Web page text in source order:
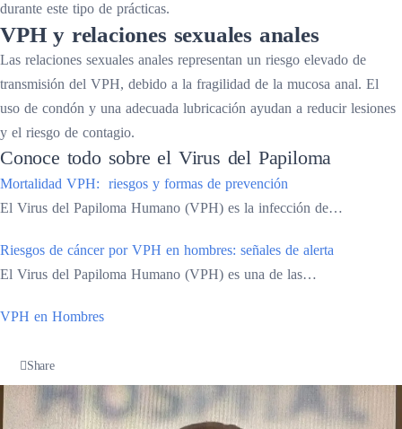
durante este tipo de prácticas.
VPH y relaciones sexuales anales
Las relaciones sexuales anales representan un riesgo elevado de
transmisión del VPH, debido a la fragilidad de la mucosa anal. El
uso de condón y una adecuada lubricación ayudan a reducir lesiones
y el riesgo de contagio.
Conoce todo sobre el Virus del Papiloma
Mortalidad VPH: riesgos y formas de prevención
El Virus del Papiloma Humano (VPH) es la infección de…
Riesgos de cáncer por VPH en hombres: señales de alerta
El Virus del Papiloma Humano (VPH) es una de las…
VPH en Hombres
Share